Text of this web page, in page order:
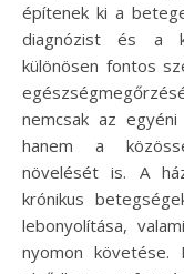
építenek ki a
diagnózist és a
különösen fontos
nemcsak az
hanem a
növelését is. A
krónikus
lebonyolítása,
nyomon követése.